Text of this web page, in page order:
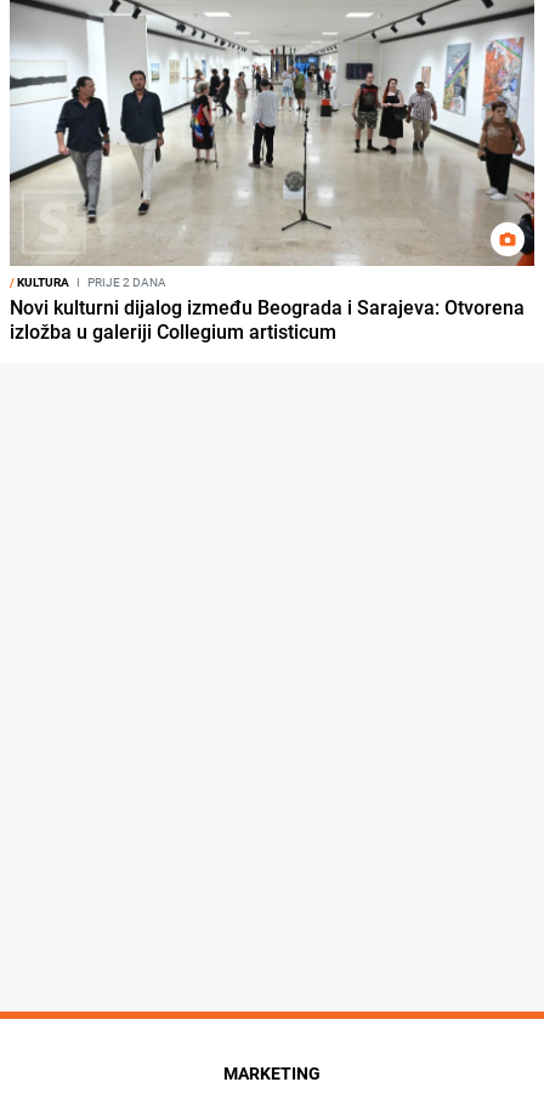
/KULTURA I PRIJE 2 DANA
Novi kulturni dijalog između Beograda i Sarajeva: Otvorena
izložba u galeriji Collegium artisticum
MARKETING